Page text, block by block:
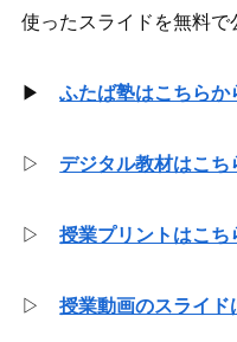
使ったスライドを無料で
▶ふたば塾はこちらか
▷ デジタル教材はこち
▷授業プリントはこち
▷授業動画のスライド